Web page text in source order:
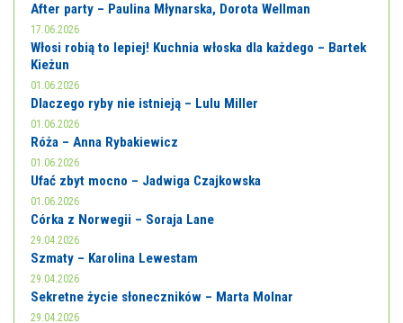
After party – Paulina Młynarska, Dorota Wellman
17.06.2026
Włosi robią to lepiej! Kuchnia włoska dla każdego – Bartek
Kieżun
01.06.2026
Dlaczego ryby nie istnieją – Lulu Miller
01.06.2026
Róża – Anna Rybakiewicz
01.06.2026
Ufać zbyt mocno – Jadwiga Czajkowska
01.06.2026
Córka z Norwegii – Soraja Lane
29.04.2026
Szmaty – Karolina Lewestam
29.04.2026
Sekretne życie słoneczników – Marta Molnar
29.04.2026